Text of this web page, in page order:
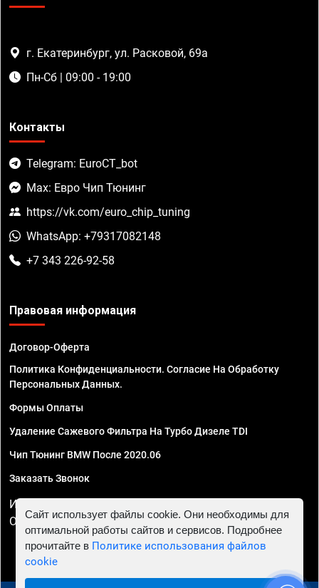
г. Екатеринбург, ул. Расковой, 69а
Пн-Сб | 09:00 - 19:00
Контакты
Telegram: EuroCT_bot
Max: Евро Чип Тюнинг
https://vk.com/euro_chip_tuning
WhatsApp: +79317082148
+7 343 226-92-58
Правовая информация
Договор-Оферта
Политика Конфиденциальности. Согласие На Обработку
Персональных Данных.
Формы Оплаты
Удаление Сажевого Фильтра На Турбо Дизеле TDI
Чип Тюнинг BMW После 2020.06
Заказать Звонок
ИП Смирнов Георгий Павлович. ИНН 781302555843,
ОГРНИП 324470400032610
Сайт использует файлы cookie. Они необходимы для
оптимальной работы сайтов и сервисов. Подробнее
прочитайте в Политике использования файлов
cookie